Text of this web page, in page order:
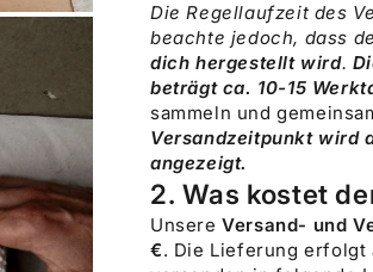
Die Regellaufzeit des
beachte jedoch, dass
dich hergestellt wird.
beträgt ca. 10-15
sammeln und
Versandzeitpunkt wird
angezeigt.
2. Was kostet
UnsereVersand- und
€. Die Lieferung erfolgt